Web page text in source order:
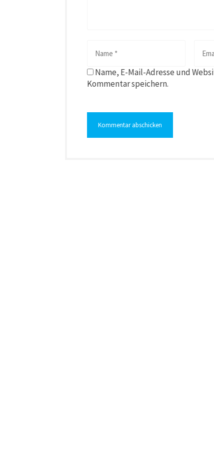
Name, E-Mail-Adresse und
Kommentar speichern.